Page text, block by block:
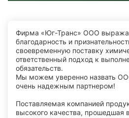
Фирма «Юг-Транс» ООО
благодарность и
своевременную поставку
ответственный подход к
обязательств.
Мы можем уверенно назвать
очень надежным партнером!
Поставляемая компанией
высокого качества, прошедшая